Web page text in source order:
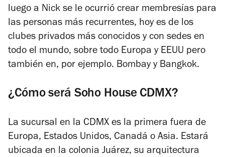
luego a Nick se le ocurrió crear membresías para
las personas más recurrentes, hoy es de los
clubes privados más conocidos y con sedes en
todo el mundo, sobre todo Europa y EEUU pero
también en, por ejemplo. Bombay y Bangkok.
¿Cómo será Soho House CDMX?
La sucursal en la CDMX es la primera fuera de
Europa, Estados Unidos, Canadá o Asia. Estará
ubicada en la colonia Juárez, su arquitectura